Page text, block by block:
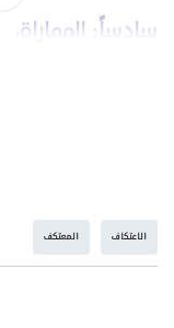
سادساً: المماراة،
غير دينية؛ وأمّا
موضوعية وبدافع
الاعتكاف المعتكف